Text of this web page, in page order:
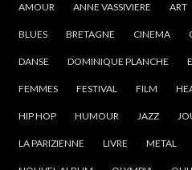
AMOUR ANNE VASSIVIERE ART
BLUES BRETAGNE CINEMA
DANSE DOMINIQUE PLANCHE
FEMMES FESTIVAL FILM
HIP HOP HUMOUR JAZZ
LA PARIZIENNE LIVRE METAL